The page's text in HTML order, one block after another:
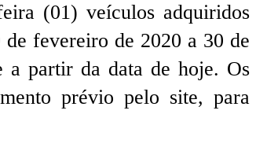
(01) veículos adquiridos
fevereiro de 2020 a 30 de
a partir da data de hoje. Os
prévio pelo site, para